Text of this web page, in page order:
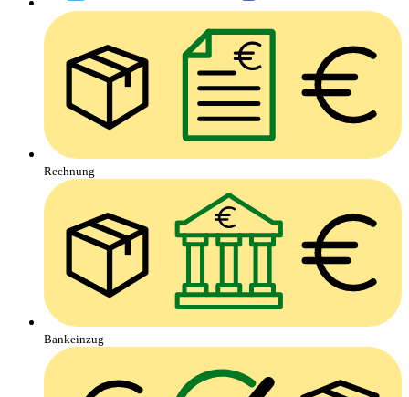
Rechnung
Bankeinzug